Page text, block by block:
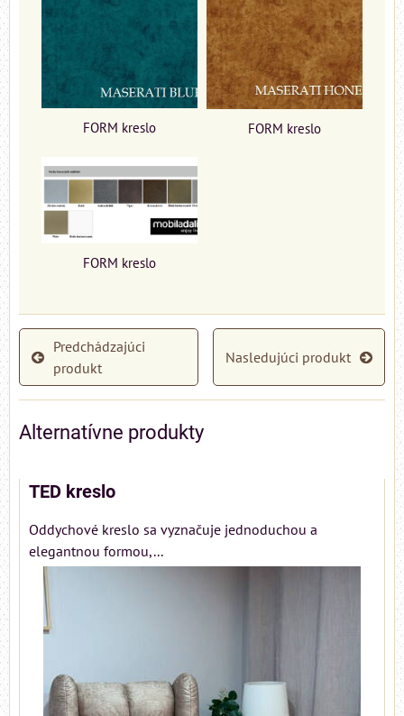
FORM kreslo FORM kreslo
FORM kreslo
Predchádzajúci
produkt
Nasledujúci produkt
Alternatívne produkty
TED kreslo
Oddychové kreslo sa vyznačuje jednoduchou a
elegantnou formou,...